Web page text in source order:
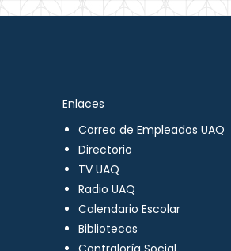
Enlaces
Correo de Empleados UAQ
Directorio
TV UAQ
Radio UAQ
Calendario Escolar
Bibliotecas